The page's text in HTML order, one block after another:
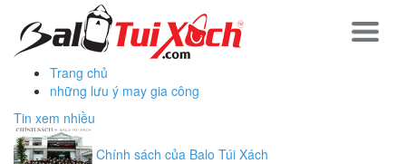
Trang chủ
những lưu ý may gia công
Tin xem nhiều
Chính sách của Balo Túi Xách